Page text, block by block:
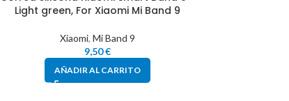
Light green, For Xiaomi Mi Band 9
Xiaomi,Mi Band 9
9,50€
AÑADIR AL CARRITO